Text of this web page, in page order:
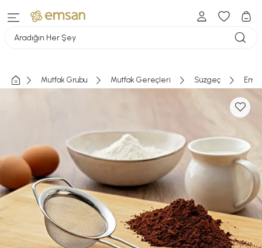
Aradığın Her Şey
Mutfak Grubu Mutfak Gereçleri Süzgeç